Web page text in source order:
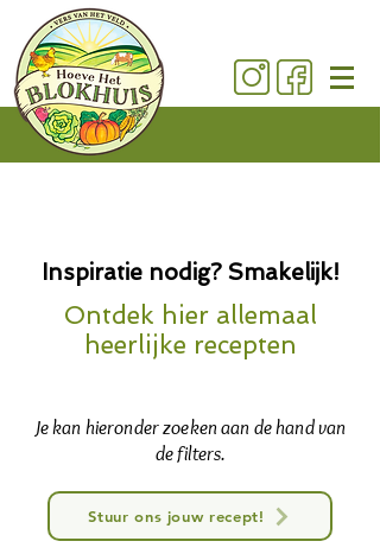
Inspiratie nodig? Smakelijk!
Ontdek hier allemaal
heerlijke recepten
Je kan hieronder zoeken aan de hand van
de filters.
Stuur ons jouw recept!